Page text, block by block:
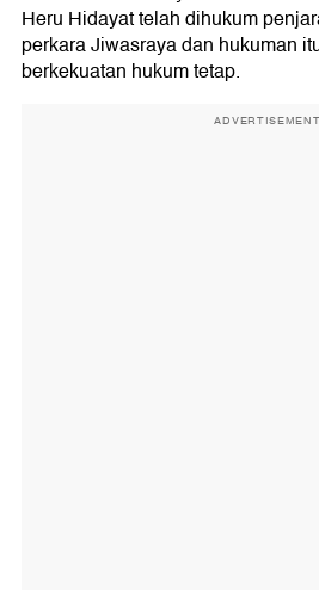
Heru Hidayat telah dihukum
perkara Jiwasraya dan hukuman
berkekuatan hukum tetap.
ADVERTISEMENT